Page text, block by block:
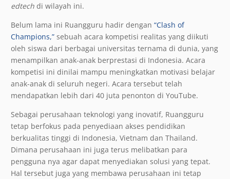
edtech di wilayah ini.
Belum lama ini Ruangguru hadir dengan “Clash of
Champions,” sebuah acara kompetisi realitas yang diikuti
oleh siswa dari berbagai universitas ternama di dunia, yang
menampilkan anak-anak berprestasi di Indonesia. Acara
kompetisi ini dinilai mampu meningkatkan motivasi belajar
anak-anak di seluruh negeri. Acara tersebut telah
mendapatkan lebih dari 40 juta penonton di YouTube.
Sebagai perusahaan teknologi yang inovatif, Ruangguru
tetap berfokus pada penyediaan akses pendidikan
berkualitas tinggi di Indonesia, Vietnam dan Thailand.
Dimana perusahaan ini juga terus melibatkan para
pengguna nya agar dapat menyediakan solusi yang tepat.
Hal tersebut juga yang membawa perusahaan ini tetap